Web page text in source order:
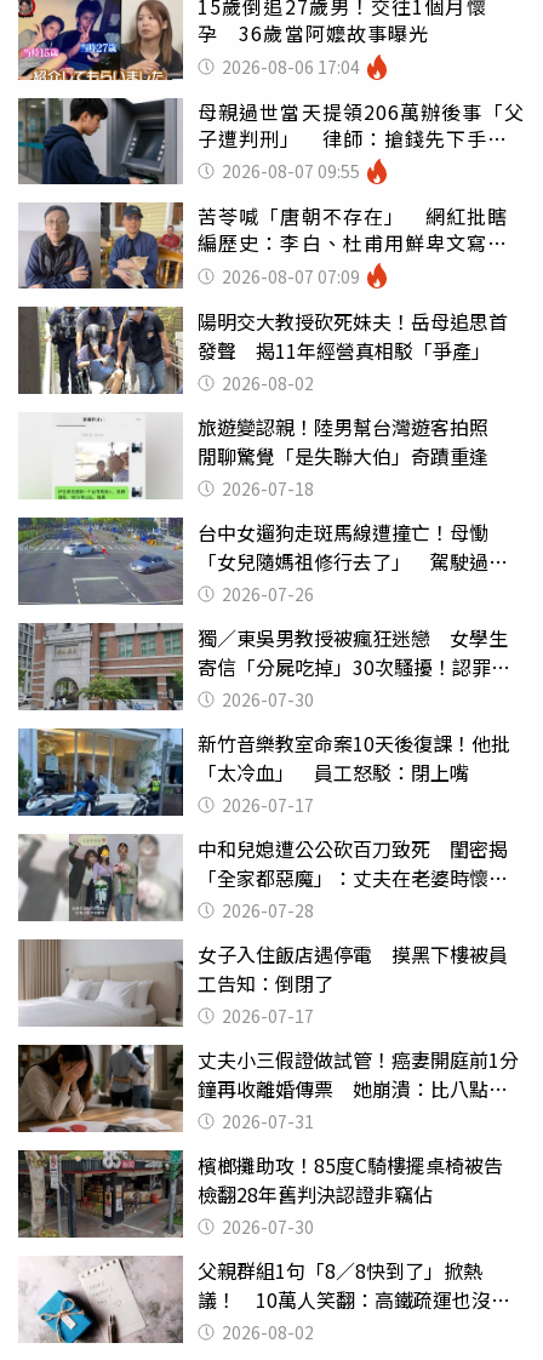
15歲倒追27歲男！交往1個月懷
孕 36歲當阿嬤故事曝光
2026-08-06 17:04
母親過世當天提領206萬辦後事「父
子遭判刑」 律師：搶錢先下手是
罪 2026-08-07 09:55
苦苓喊「唐朝不存在」 網紅批瞎
編歷史：李白、杜甫用鮮卑文寫
詩？2026-08-07 07:09
陽明交大教授砍死妹夫！岳母追思首
發聲 揭11年經營真相駁「爭產」
2026-08-02
旅遊變認親！陸男幫台灣遊客拍照
閒聊驚覺「是失聯大伯」奇蹟重逢
2026-07-18
台中女遛狗走斑馬線遭撞亡！母慟
「女兒隨媽祖修行去了」 駕駛過失
致死判9月
2026-07-26
獨／東吳男教授被瘋狂迷戀 女學生
寄信「分屍吃掉」30次騷擾！認罪免
關 2026-07-30
新竹音樂教室命案10天後復課！他批
「太冷血」 員工怒駁：閉上嘴
2026-07-17
中和兒媳遭公公砍百刀致死 閨密揭
「全家都惡魔」：丈夫在老婆時懷孕
摔東西
2026-07-28
女子入住飯店遇停電 摸黑下樓被員
工告知：倒閉了
2026-07-17
丈夫小三假證做試管！癌妻開庭前1分
鐘再收離婚傳票 她崩潰：比八點檔
還扯2026-07-31
檳榔攤助攻！85度C騎樓擺桌椅被告
檢翻28年舊判決認證非竊佔
2026-07-30
父親群組1句「8／8快到了」掀熱
議！ 10萬人笑翻：高鐵疏運也沒列
父親節
2026-08-02